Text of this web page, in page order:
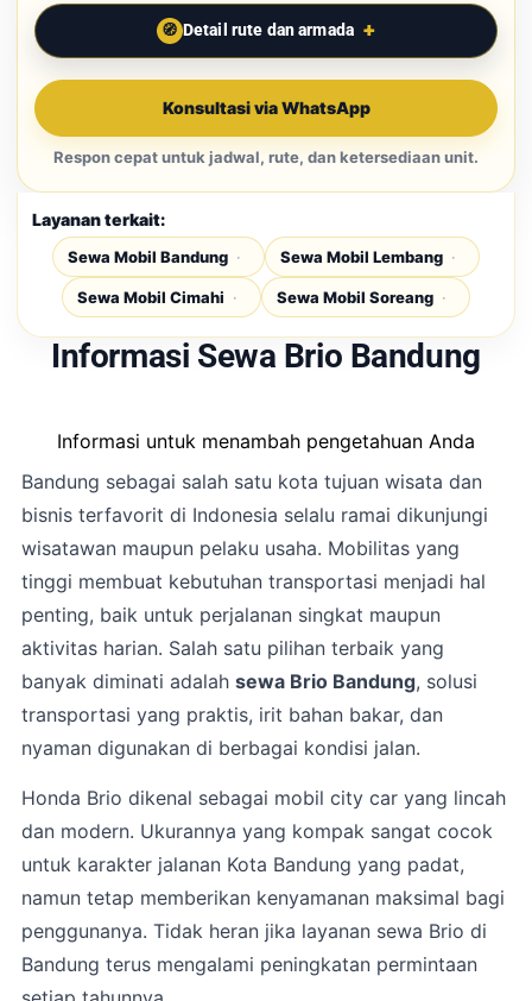
Detail rute dan armada
Konsultasi via WhatsApp
Respon cepat untuk jadwal, rute, dan ketersediaan unit.
Layanan terkait:
Sewa Mobil Bandung Sewa Mobil Lembang
Sewa Mobil Cimahi Sewa Mobil Soreang
Informasi Sewa Brio Bandung
Informasi untuk menambah pengetahuan Anda
Bandung sebagai salah satu kota tujuan wisata dan
bisnis terfavorit di Indonesia selalu ramai dikunjungi
wisatawan maupun pelaku usaha. Mobilitas yang
tinggi membuat kebutuhan transportasi menjadi hal
penting, baik untuk perjalanan singkat maupun
aktivitas harian. Salah satu pilihan terbaik yang
banyak diminati adalah sewa Brio Bandung, solusi
transportasi yang praktis, irit bahan bakar, dan
nyaman digunakan di berbagai kondisi jalan.
Honda Brio dikenal sebagai mobil city car yang lincah
dan modern. Ukurannya yang kompak sangat cocok
untuk karakter jalanan Kota Bandung yang padat,
namun tetap memberikan kenyamanan maksimal bagi
penggunanya. Tidak heran jika layanan sewa Brio di
Bandung terus mengalami peningkatan permintaan